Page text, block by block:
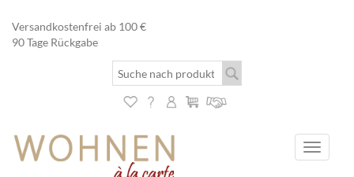
Versandkostenfrei ab 100 €
90 Tage Rückgabe
Toggle